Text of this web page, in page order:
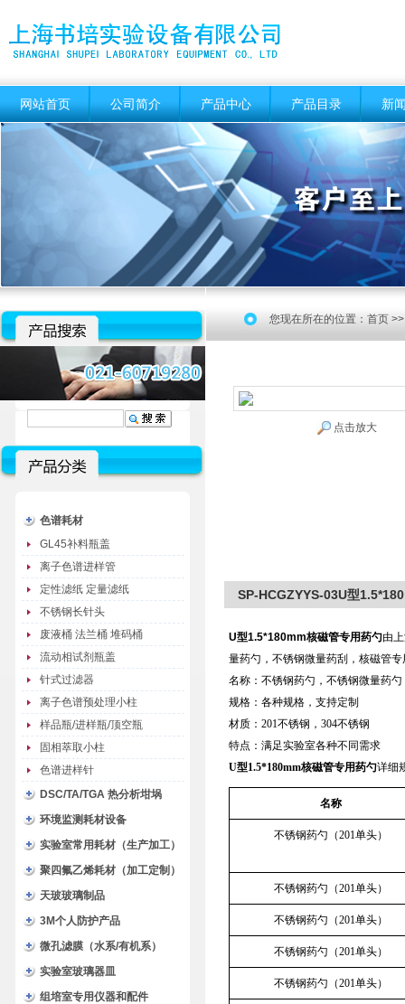
网站首页 公司简介 产品中心 产品目录 新
色谱耗材
GL45补料瓶盖
离子色谱进样管
定性滤纸 定量滤纸
不锈钢长针头
废液桶 法兰桶 堆码桶
流动相试剂瓶盖
针式过滤器
离子色谱预处理小柱
样品瓶/进样瓶/顶空瓶
固相萃取小柱
色谱进样针
DSC/TA/TGA 热分析坩埚
环境监测耗材设备
实验室常用耗材（生产加工）
聚四氟乙烯耗材（加工定制）
天玻玻璃制品
3M个人防护产品
微孔滤膜（水系/有机系）
实验室玻璃器皿
组培室专用仪器和配件
您现在所在的位置： 首页
点击放大
SP-HCGZYYS-03U型
U型1.5*180mm核磁管专用药勺由
量药勺，不锈钢微量药刮，核磁管
名称：不锈钢药勺，不锈钢微量药
规格：各种规格，支持定制
材质：201不锈钢，304不锈钢
特点：满足实验室各种不同需求
U型1.5*180mm核磁管专用药勺详细
名称
不锈钢药勺（201单头）
不锈钢药勺（201单头）
不锈钢药勺（201单头）
不锈钢药勺（201单头）
不锈钢药勺（201单头）